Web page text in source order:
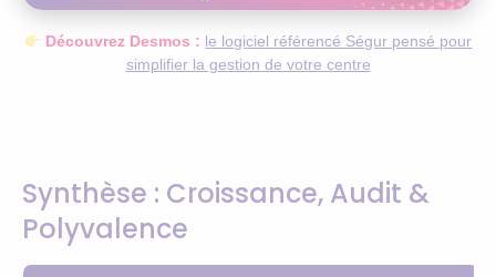
Découvrez Desmos : le logiciel référencé Ségur pensé pour
simplifier la gestion de votre centre
Synthèse : Croissance, Audit &
Polyvalence